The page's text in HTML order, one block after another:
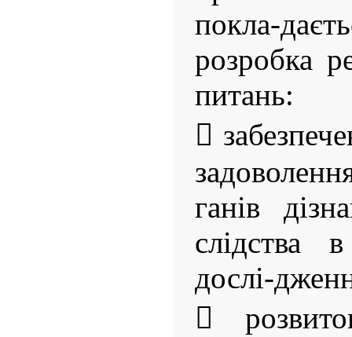
покла-
розробка
питань:

ганів
слідства
дослі-
